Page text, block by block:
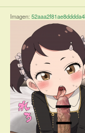
Imagen: